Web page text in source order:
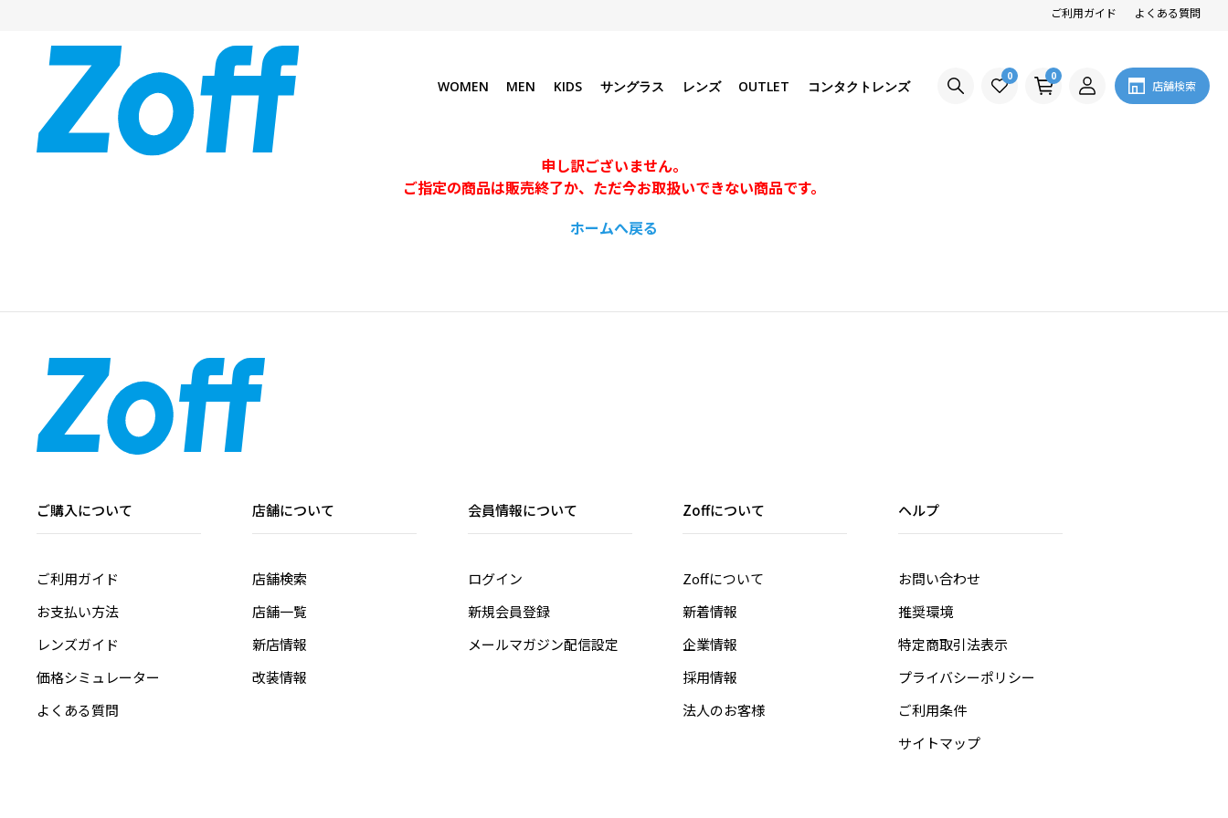
ご利用ガイド よくある質問
WOMEN MEN KIDS サングラス レンズ OUTLET コンタクトレンズ
0 0
店舗検索
申し訳ございません。
ご指定の商品は販売終了か、ただ今お取扱いできない商品です。
ホームへ戻る
ご購入について
ご利用ガイド
お支払い方法
レンズガイド
価格シミュレーター
よくある質問
店舗について
店舗検索
店舗一覧
新店情報
改装情報
会員情報について
ログイン
新規会員登録
メールマガジン配信設定
Zoffについて
Zoffについて
新着情報
企業情報
採用情報
法人のお客様
ヘルプ
お問い合わせ
推奨環境
特定商取引法表示
プライバシーポリシー
ご利用条件
サイトマップ